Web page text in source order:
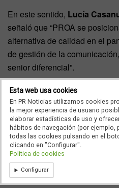
En este sentido, Lucía
señaló que “PROA se
alternativa de calidad en el
de gestión de la
senior diferencial”.
La gala de entrega de
abril en el Centro Cultural
contó con la presencia de
comunicación y el arte, así
Confederación Empresarial
Miguel Garrido
Carrey, presidente de la
Asociación Cultural Ana
Esta web usa cookies
En PR Noticias utilizamos cookies
la mejor experiencia de usuario
elaborar estadísticas de uso y
hábitos de navegación (por ejemplo,
todas las cookies pulsando en el
clicando en "Configurar".
Política de cookies
Configurar